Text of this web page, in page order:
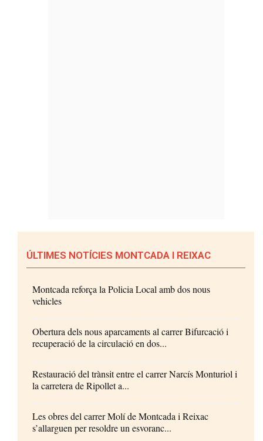
ÚLTIMES NOTÍCIES MONTCADA I REIXAC
Montcada reforça la Policia Local amb dos nous
vehicles
Obertura dels nous aparcaments al carrer Bifurcació i
recuperació de la circulació en dos...
Restauració del trànsit entre el carrer Narcís Monturiol i
la carretera de Ripollet a...
Les obres del carrer Molí de Montcada i Reixac
s’allarguen per resoldre un esvoranc...